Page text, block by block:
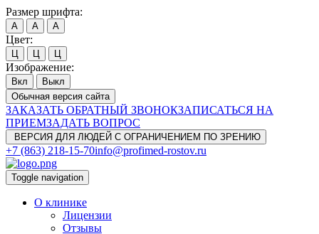
Размер шрифта:
A A A
Цвет:
Ц Ц Ц
Изображение:
Вкл
Выкл
Обычная версия сайта
ЗАКАЗАТЬ ОБРАТНЫЙ ЗВОНОКЗАПИСАТЬСЯ НА
ПРИЕМЗАДАТЬ ВОПРОС
ВЕРСИЯ ДЛЯ ЛЮДЕЙ С ОГРАНИЧЕНИЕМ ПО ЗРЕНИЮ
+7 (863) 218-15-70info@profimed-rostov.ru
Toggle navigation
О клинике
Лицензии
Отзывы